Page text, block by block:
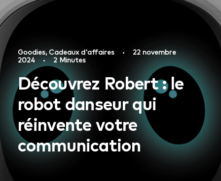
Goodies,Cadeaux d'affaires •
22 novembre
2024
• 2 Minutes
Découvrez Robert : le
robot danseur qui
réinvente votre
communication